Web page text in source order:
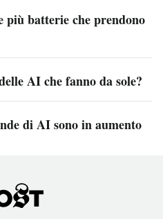
più batterie che prendono
AI che fanno da sole?
di AI sono in aumento